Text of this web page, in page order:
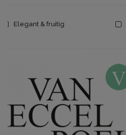
Elegant & fruitig